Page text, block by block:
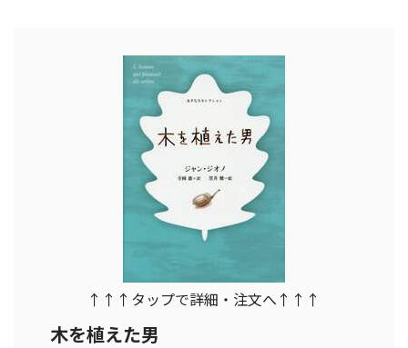
↑↑↑タップで詳細・注文へ↑↑↑
木を植えた男